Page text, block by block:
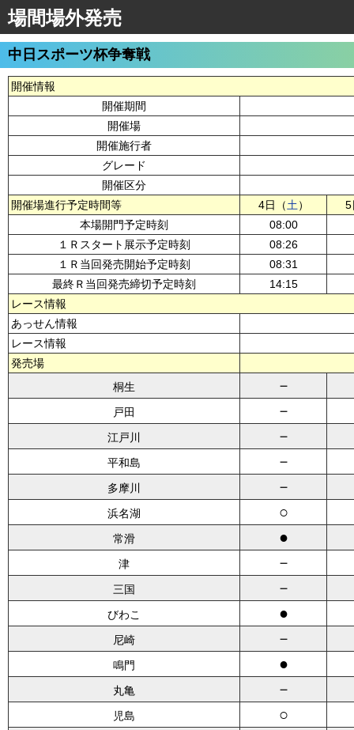
場間場外発売
中日スポーツ杯争奪戦
開催情報
開催期間
開催場
開催施行者
グレード
開催区分
開催場進行予定時間等
4日（土）
5
本場開門予定時刻
08:00
１Ｒスタート展示予定時刻
08:26
１Ｒ当回発売開始予定時刻
08:31
最終Ｒ当回発売締切予定時刻
14:15
レース情報
あっせん情報
レース情報
発売場
桐生
－
戸田 －
江戸川 －
平和島 －
多摩川 －
浜名湖 ○
常滑 ●
津 －
三国 －
びわこ ●
尼崎 －
鳴門 ●
丸亀 －
児島 ○